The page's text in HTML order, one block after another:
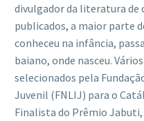
divulgador da literatura de
publicados, a maior parte
conheceu na infância,
baiano, onde nasceu.
selecionados pela
Juvenil (FNLIJ) para o
Finalista do Prêmio